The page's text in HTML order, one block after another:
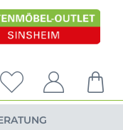
LIEFERUNG